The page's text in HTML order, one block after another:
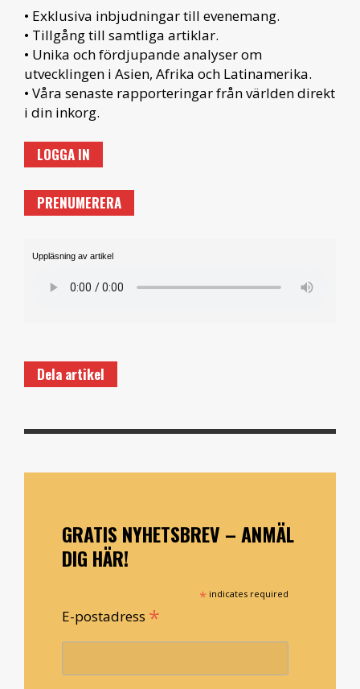
• Exklusiva inbjudningar till evenemang.
• Tillgång till samtliga artiklar.
• Unika och fördjupande analyser om
utvecklingen i Asien, Afrika och Latinamerika.
• Våra senaste rapporteringar från världen direkt
i din inkorg.
LOGGA IN
PRENUMERERA
Uppläsning av artikel
Dela artikel
GRATIS NYHETSBREV – ANMÄL
DIG HÄR!
* indicates required
E-postadress *